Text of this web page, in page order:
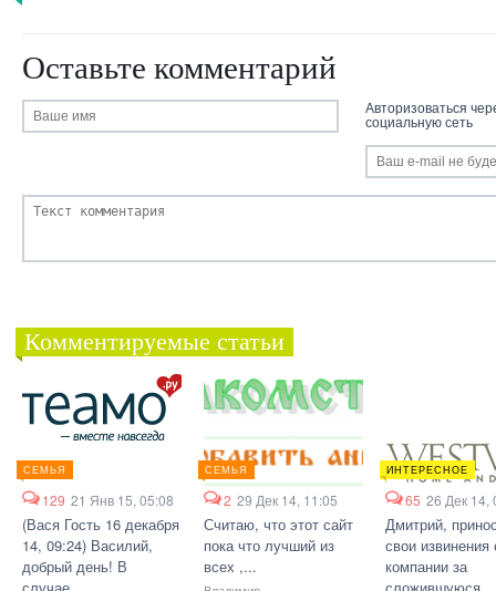
Оставьте комментарий
Авторизоваться
социальную сеть
Комментируемые статьи
СЕМЬЯ
129 21 Янв 15, 05:08
(Вася Гость 16 декабря
14, 09:24) Василий,
добрый день! В
СЕМЬЯ
2 29 Дек 14, 11:05
Считаю, что этот сайт
пока что лучший из
всех ,...
ИНТЕРЕСНОЕ
65 26 Дек 14,
Дмитрий,
свои извинения
компании за